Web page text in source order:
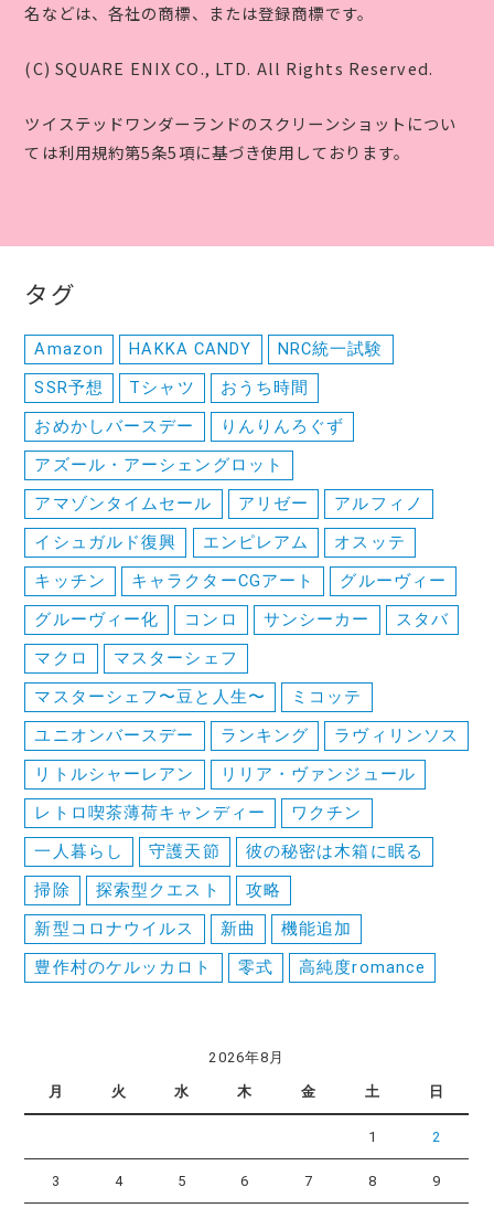
名などは、各社の商標、または登録商標です。
(C) SQUARE ENIX CO., LTD. All Rights Reserved.
ツイステッドワンダーランドのスクリーンショットについ
ては利用規約第5条5項に基づき使用しております。
タグ
Amazon HAKKA CANDY
NRC統一試験
SSR予想
Tシャツ
おうち時間
おめかしバースデー
りんりんろぐず
アズール・アーシェングロット
アマゾンタイムセール
アリゼー
アルフィノ
イシュガルド復興
エンピレアム
オスッテ
キッチン
キャラクターCGアート
グルーヴィー
グルーヴィー化
コンロ サンシーカー
スタバ
マクロ
マスターシェフ
マスターシェフ〜豆と人生〜
ミコッテ
ユニオンバースデー
ランキング
ラヴィリンソス
リトルシャーレアン
リリア・ヴァンジュール
レトロ喫茶薄荷キャンディー
ワクチン
一人暮らし
守護天節
彼の秘密は木箱に眠る
掃除
探索型クエスト
攻略
新型コロナウイルス
新曲
機能追加
豊作村のケルッカロト
零式 高純度romance
2026年8月
月 火 水 木 金 土 日
1 2
3 4 5 6 7 8 9